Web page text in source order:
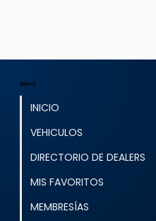
Menú
INICIO
VEHICULOS
DIRECTORIO DE DEALERS
MIS FAVORITOS
MEMBRESÍAS